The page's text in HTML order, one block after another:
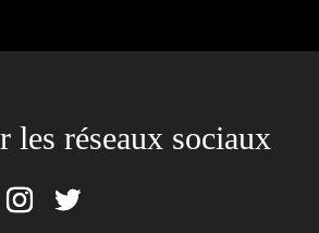
les réseaux sociaux